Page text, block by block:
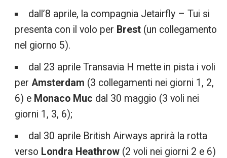
dall’8 aprile, la compagnia Jetairfly – Tui si
presenta con il volo per Brest (un collegamento
nel giorno 5).
dal 23 aprile Transavia H mette in pista i voli
perAmsterdam (3 collegamenti nei giorni 1, 2,
6) e Monaco Muc dal 30 maggio (3 voli nei
giorni 1, 3, 6);
dal 30 aprile British Airways aprirà la rotta
verso Londra Heathrow (2 voli nei giorni 2 e 6)